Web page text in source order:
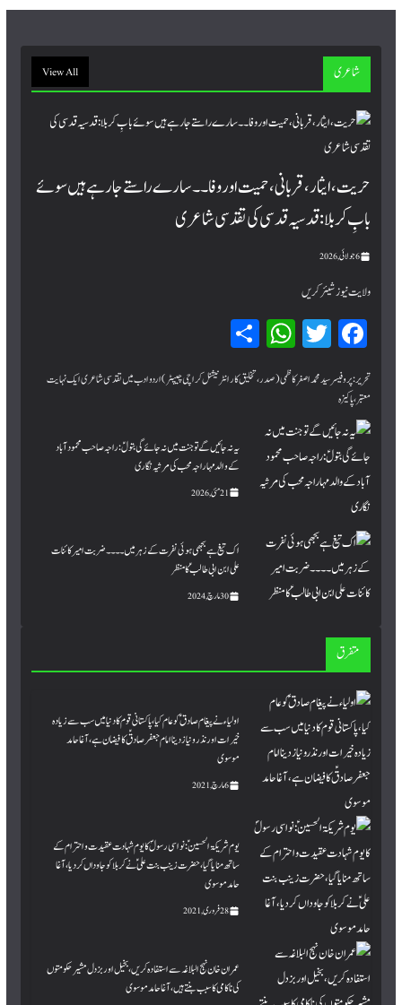
شاعری View All
حریت، ایثار، قربانی، حمیت اور وفا۔۔ سارے راستے جا رہے ہیں سوئے
بابِ کربلا : قدسیہ قدسی کی تقدسی شاعری
6 جولائی, 2026
ولایت نیوز شیئر کریں
Fa
ce
bo
ok
T
wi
tte
r
W
hat
sA
Sh
ar
e
تحریر:پروفیسر سید محمد اصغر کاظمی (صدر، تخلیق کار انٹرنیشنل کراچی چیپٹر) اردو ادب میں تقدسی شاعری ایک نہایت
معتبر، پاکیزہ
یہ نہ جائیں گے تو جنت میں نہ جائے گی بتولؑ: راجہ صاحب محمود آباد
کے والد مہاراجہ محب کی مرثیہ نگاری
21 مئی, 2026
اک تیغ ہے بجھی ہوئی نفرت کے زہر میں۔۔۔۔ ضربت امیر کائنات
علی ابن ابی طالبؑ کا منظر
30 مارچ, 2024
متفرق
اولیا ء نے پیغام صادق ؑ کو عام کیا،پاکستانی قوم کا دنیا میں سب سے زیادہ
خیرات اور نذرو نیاز دینا امام جعفر صادقؑ کافیضان ہے ، آغا حامد
موسوی
6 مارچ, 2021
یوم شریکۃ الحسینؑ: نواسی رسولؐ کا یوم شہادت عقیدت و احترام کے
ساتھ منایا گیا، حضرت زینب بنت علی ؑ نے کربلا کو جاوداں کردیا، آغا
حامد موسوی
28 فروری, 2021
عمران خان نہج البلاغہ سے استفادہ کریں، بخیل اور بزدل مشیرحکومتوں
کی ناکامی کا سبب بنتے ہیں،آغا حامد موسوی